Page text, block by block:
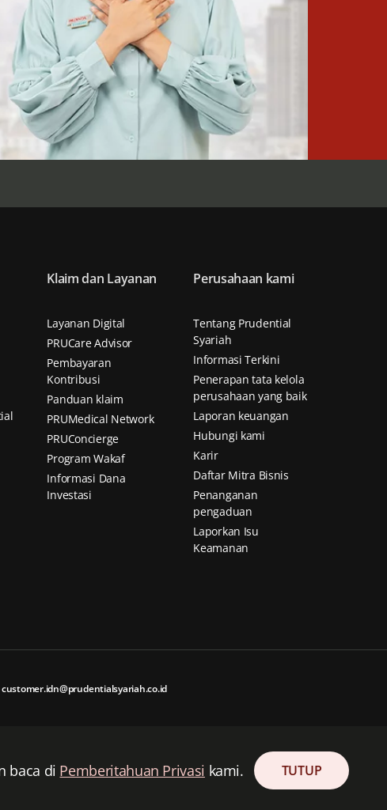
Informasi lebih lanjut
baca di Pemberitahuan Privasi kami. TUTUP
Klaim dan Layanan
Layanan Digital
PRUCare Advisor
Pembayaran
Kontribusi
Panduan klaim
PRUMedical Network
PRUConcierge
Program Wakaf
Informasi Dana
Investasi
Perusahaan kami
Tentang Prudential
Syariah
Informasi Terkini
Penerapan tata kelola
perusahaan yang baik
Laporan keuangan
Hubungi kami
Karir
Daftar Mitra Bisnis
Penanganan
pengaduan
Laporkan Isu
Keamanan
customer.idn@prudentialsyariah.co.id